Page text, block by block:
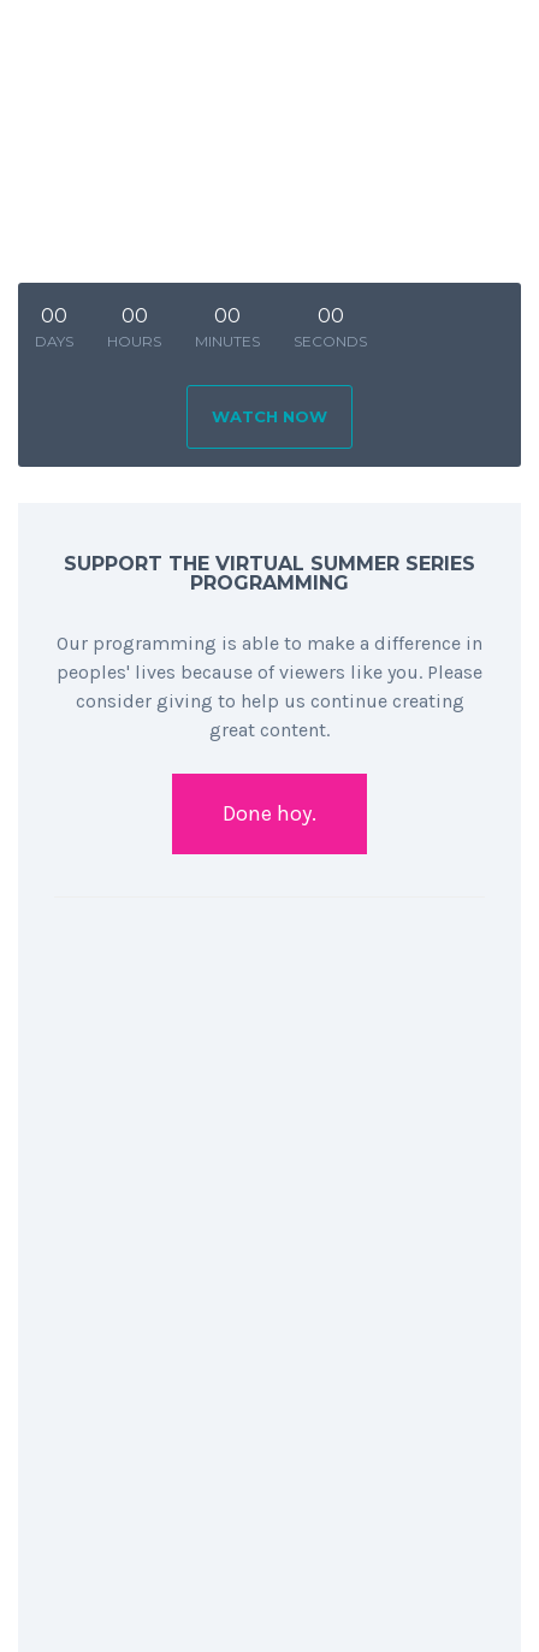
00
DAYS
00
HOURS
00
MINUTES
00
SECONDS
WATCH NOW
SUPPORT THE VIRTUAL SUMMER SERIES
PROGRAMMING
Our programming is able to make a difference in
peoples' lives because of viewers like you. Please
consider giving to help us continue creating
great content.
Done hoy.